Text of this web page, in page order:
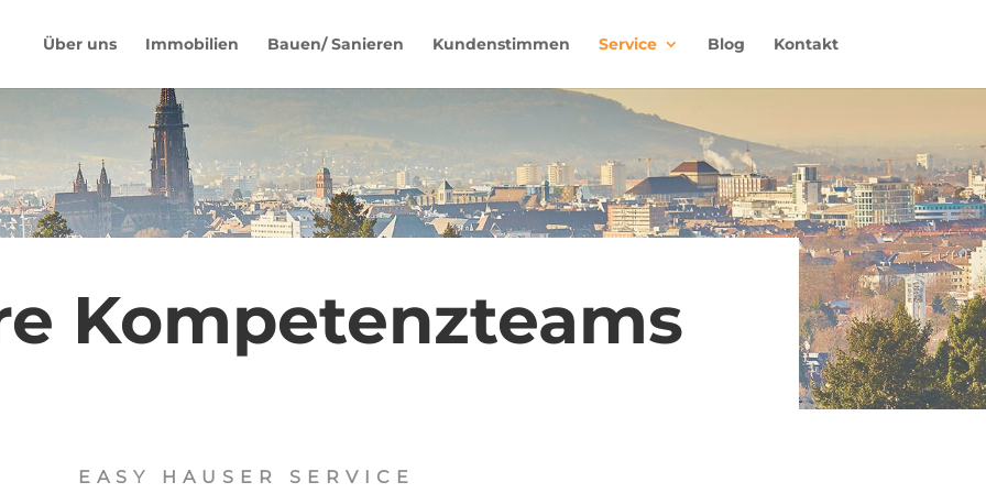
Über uns Immobilien Bauen/ Sanieren Kundenstimmen Service Blog Kontakt
Kompetenzteams
EASY HAUSER SERVICE